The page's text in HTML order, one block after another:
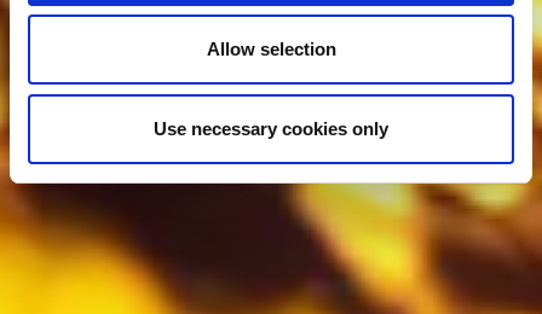
Allow selection
Use necessary cookies only